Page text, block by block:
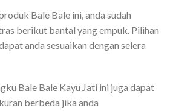
Bale Bale ini, anda sudah
berikut bantal yang empuk. Pilihan
anda sesuaikan dengan selera
Bale Bale Kayu Jati ini juga dapat
berbeda jika anda